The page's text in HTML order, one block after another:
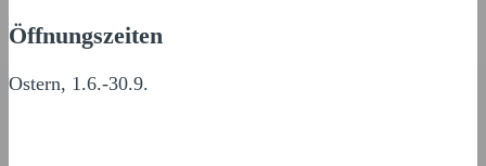
Öffnungszeiten
Ostern, 1.6.-30.9.